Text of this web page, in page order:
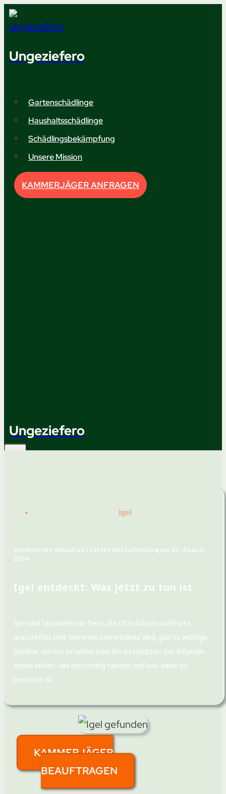
Zum
Inhalt
springen
Ungeziefero
Gartenschädlinge
Haushaltsschädlinge
Schädlingsbekämpfung
Unsere Mission
KAMMERJÄGER ANFRAGEN
Ungeziefero
Igel
Verfasst von Sebastian | Letzte Aktualisierung am 30. August
2024
Igel entdeckt: Was jetzt zu tun ist
Igel sind faszinierende Tiere, die oft in Gärten und Parks
anzutreffen sind. Wenn ein Igel entdeckt wird, gibt es wichtige
Schritte, um ihm zu helfen oder ihn zu schützen. Der folgende
Artikel erklärt, wie man richtig handelt und was dabei zu
beachten ist.
KAMMERJÄGER
BEAUFTRAGEN